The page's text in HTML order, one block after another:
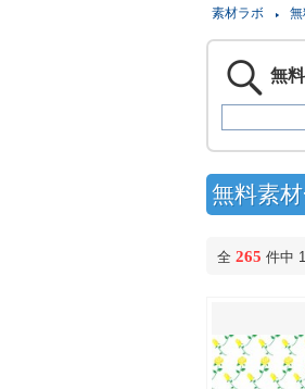
素材ラボ
無
無料素
全 265 件中